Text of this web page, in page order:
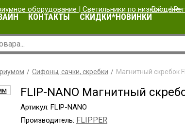
Вход|
КОНТАКТЫ СКИДКИ*НОВИНКИ
Сифоны, сачки, скребки Магнитный скребок
FLIP-NANO Магнитный
Артикул: FLIP-NANO
Производитель: FLIPPER